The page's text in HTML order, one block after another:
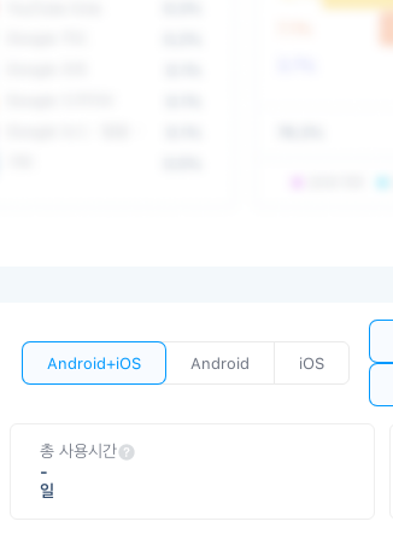
Android+iOS Android iOS
총 사용시간
-
일